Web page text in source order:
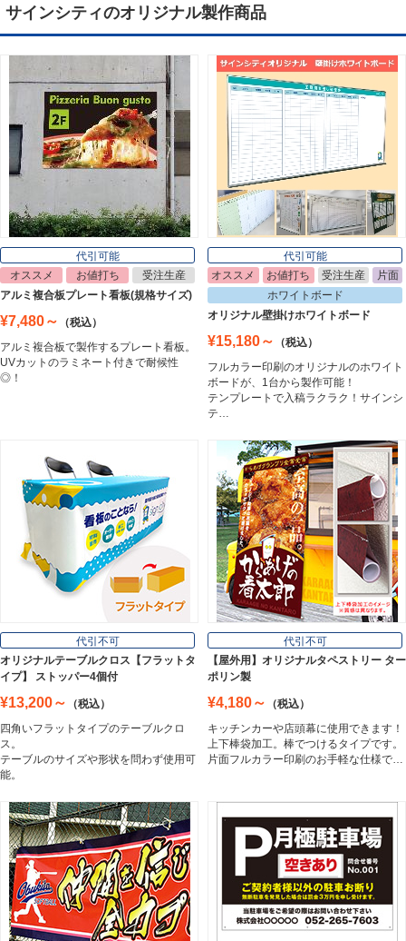
ライトパネル
Light Panel
ポスターフレーム
Poster Frame
イーゼル
Easel
ホワイトボード
White Board
プレート看板
Plate Board
壁面看板
Wall Sign
フロアサイン／路面表示
Floor / Road Surface Sign
アルミ複合板
Aluminum Composite Board
スチレンボード
Styrene Board
板材
Board
サインシティのオリジナル製作商品
代引可能
オススメ
お値打ち
受注生産
アルミ複合板プレート看板(規格サイズ)
¥7,480～
（税込）
アルミ複合板で製作するプレート看板。
UVカットのラミネート付きで耐候性
◎！
代引可能
オススメ
お値打ち 受注生産
片面
ホワイトボード
オリジナル壁掛けホワイトボード
¥15,180～
（税込）
フルカラー印刷のオリジナルのホワイト
ボードが、1台から製作可能！
テンプレートで入稿ラクラク！サインシ
テ…
代引不可
オリジナルテーブルクロス【フラットタ
イプ】 ストッパー4個付
¥13,200～
（税込）
四角いフラットタイプのテーブルクロ
ス。
テーブルのサイズや形状を問わず使用可
能。
代引不可
【屋外用】オリジナルタペストリー ター
ポリン製
¥4,180～
（税込）
キッチンカーや店頭幕に使用できます！
上下棒袋加工。棒でつけるタイプです。
片面フルカラー印刷のお手軽な仕様で…